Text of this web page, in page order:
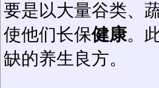
要是以大量谷类、
使他们长保健康。
缺的养生良方。